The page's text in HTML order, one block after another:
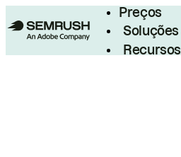
Preços
Soluções
Recursos